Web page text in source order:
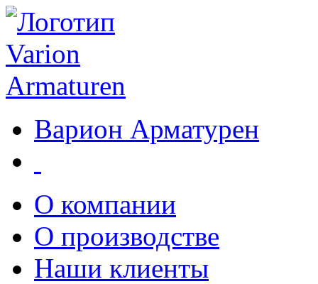
Варион Арматурен
О компании
О производстве
Наши клиенты